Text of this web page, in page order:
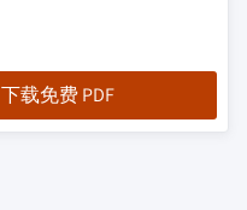
下载免费 PDF